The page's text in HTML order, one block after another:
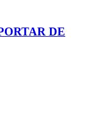
DE